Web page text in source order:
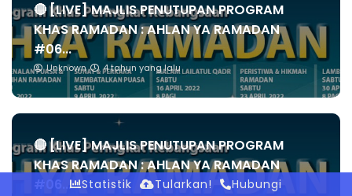
🔴 [LIVE] MAJLIS PENUTUPAN PROGRAM
KHAS RAMADAN : AHLAN YA RAMADAN
#06...
Unknown 4 tahun yang lalu
🔴 [LIVE] MAJLIS PENUTUPAN PROGRAM
KHAS RAMADAN : AHLAN YA RAMADAN
#06...
Statistik Tularkan! Hubungi